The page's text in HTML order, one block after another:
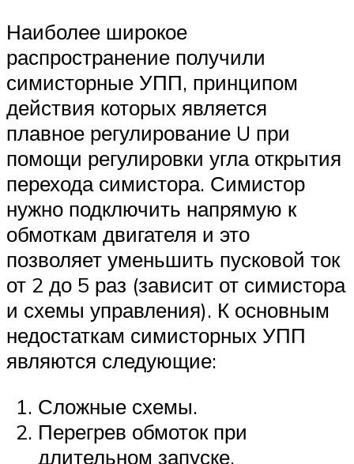
Наиболее широкое
распространение получили
симисторные УПП, принципом
действия которых является
плавное регулирование U при
помощи регулировки угла открытия
перехода симистора. Симистор
нужно подключить напрямую к
обмоткам двигателя и это
позволяет уменьшить пусковой ток
от 2 до 5 раз (зависит от симистора
и схемы управления). К основным
недостаткам симисторных УПП
являются следующие:
Сложные схемы.
Перегрев обмоток при
длительном запуске.